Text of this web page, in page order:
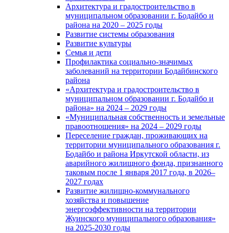
Архитектура и градостроительство в
муниципальном образовании г. Бодайбо и
района на 2020 – 2025 годы
Развитие системы образования
Развитие культуры
Семья и дети
Профилактика социально-значимых
заболеваний на территории Бодайбинского
района
«Архитектура и градостроительство в
муниципальном образовании г. Бодайбо и
района» на 2024 – 2029 годы
«Муниципальная собственность и земельные
правоотношения» на 2024 – 2029 годы
Переселение граждан, проживающих на
территории муниципального образования г.
Бодайбо и района Иркутской области, из
аварийного жилищного фонда, признанного
таковым после 1 января 2017 года, в 2026–
2027 годах
Развитие жилищно-коммунального
хозяйства и повышение
энергоэффективности на территории
Жуинского муниципального образования»
на 2025-2030 годы